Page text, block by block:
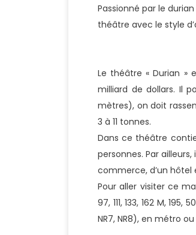
Passionné par le
théâtre avec le style
Le théâtre « Durian »
milliard de dollars. Il
mètres), on doit
3 à 11 tonnes.
Dans ce théâtre
personnes. Par
commerce, d’un hôtel
Pour aller visiter ce
97, 111, 133, 162 M, 195,
NR7, NR8), en métro